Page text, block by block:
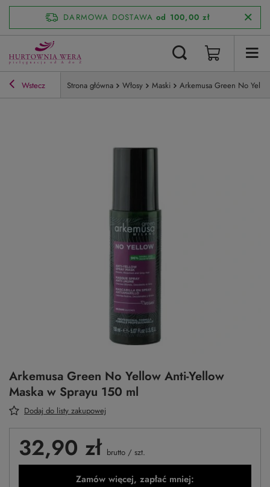
DARMOWA DOSTAWA od 100,00 zł
Wstecz Strona główna Włosy Maski Arkemusa Green No
Arkemusa Green No Yellow Anti-Yellow
Maska w Sprayu 150 ml
Dodaj do listy zakupowej
32,90 zł brutto / szt.
Zamów więcej, zapłać mniej: